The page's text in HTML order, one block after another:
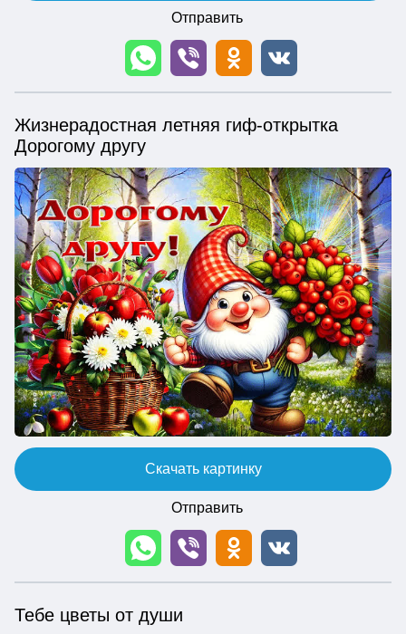
Отправить
Жизнерадостная летняя гиф-открытка
Дорогому другу
Скачать картинку
Отправить
Тебе цветы от души